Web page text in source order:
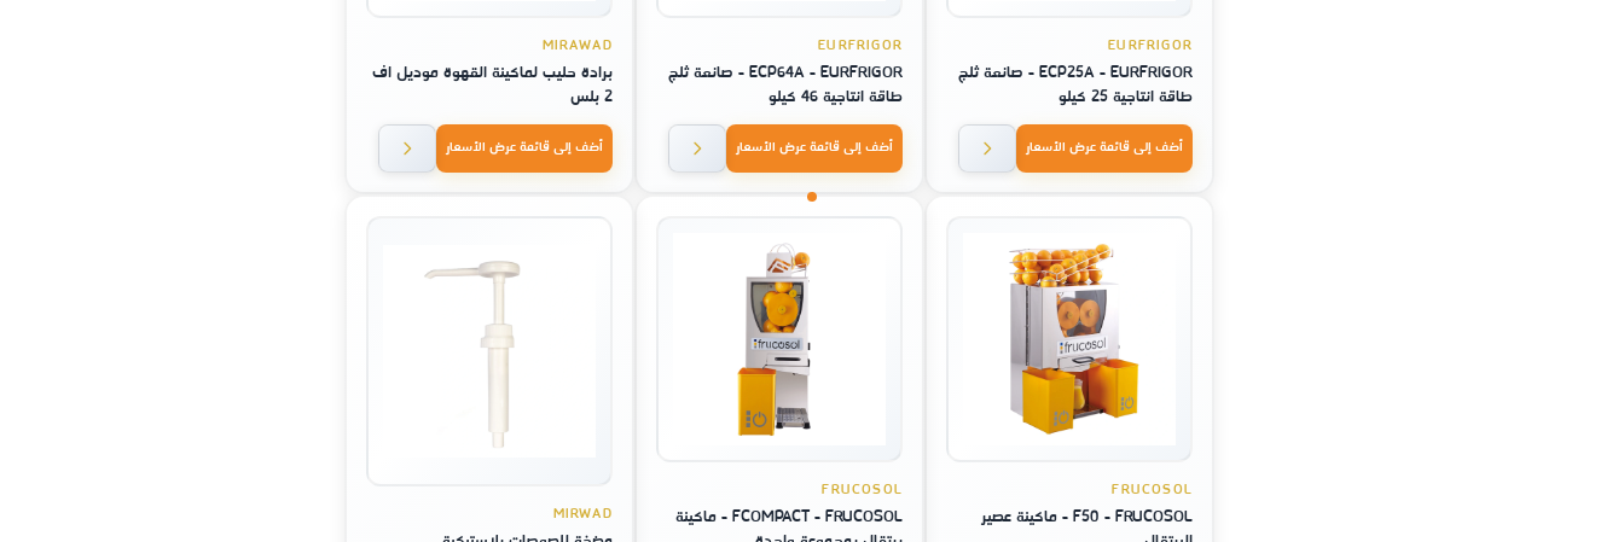
EURFRIGOR
ECP25A - EURFRIGOR - صانعة ثلج
طاقة انتاجية 25 كيلو
أضف إلى قائمة عرض الأسعار
EURFRIGOR
ECP64A - EURFRIGOR - صانعة ثلج
طاقة انتاجية 46 كيلو
أضف إلى قائمة عرض الأسعار
MIRAWAD
برادة حليب لماكينة القهوة موديل اف
2 بلس
أضف إلى قائمة عرض الأسعار
FRUCOSOL
F50 - FRUCOSOL - ماكينة عصير
FRUCOSOL
FCOMPACT - FRUCOSOL - ماكينة
MIRWAD